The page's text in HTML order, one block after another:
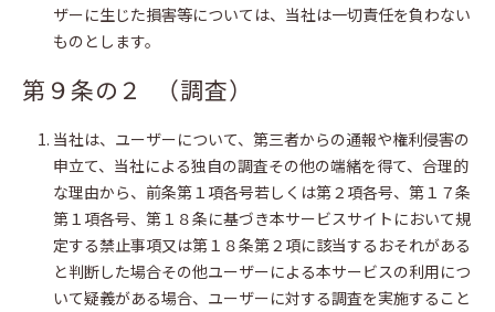
ザーに生じた損害等については、当社は一切責任を負わない
ものとします。
第９条の２ （調査）
当社は、ユーザーについて、第三者からの通報や権利侵害の
申立て、当社による独自の調査その他の端緒を得て、合理的
な理由から、前条第１項各号若しくは第２項各号、第１７条
第１項各号、第１８条に基づき本サービスサイトにおいて規
定する禁止事項又は第１８条第２項に該当するおそれがある
と判断した場合その他ユーザーによる本サービスの利用につ
いて疑義がある場合、ユーザーに対する調査を実施すること